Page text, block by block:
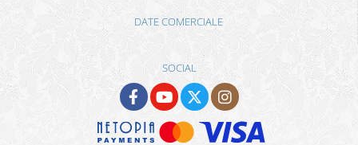
DATE COMERCIALE
SOCIAL